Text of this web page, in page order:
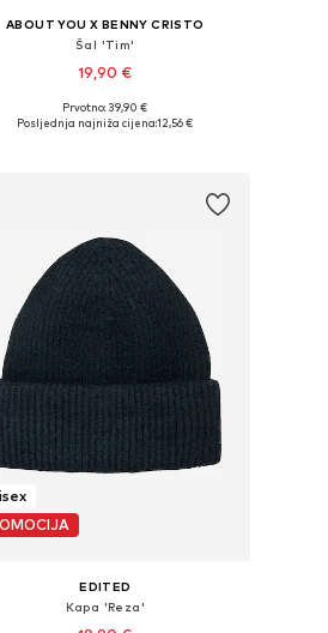
ABOUT YOU X BENNY CRISTO
Šal 'Tim'
19,90 €
Dostupne veličine: One Size
Prvotno: 39,90 €
Posljednja najniža cijena:12,56 €
EDITED
Kapa 'Reza'